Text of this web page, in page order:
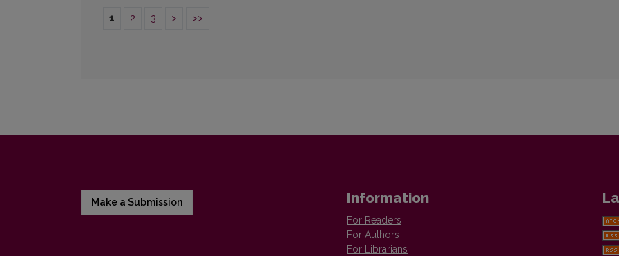
1 2 3 > >>
Make a Submission Information
For Readers
For Authors
For Librarians